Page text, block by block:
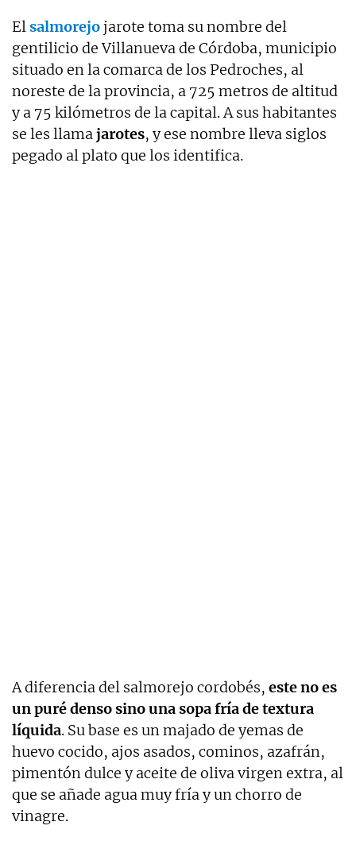
Elsalmorejojarote toma su nombre del
gentilicio de Villanueva de Córdoba, municipio
situado en la comarca de los Pedroches, al
noreste de la provincia, a 725 metros de altitud
y a 75 kilómetros de la capital. A sus habitantes
se les llamajarotes, y ese nombre lleva siglos
pegado al plato que los identifica.
A diferencia del salmorejo cordobés, este no es
un puré denso sino una sopa fría de textura
líquida. Su base es un majado de yemas de
huevo cocido, ajos asados, cominos, azafrán,
pimentón dulce y aceite de oliva virgen extra, al
que se añade agua muy fría y un chorro de
vinagre.